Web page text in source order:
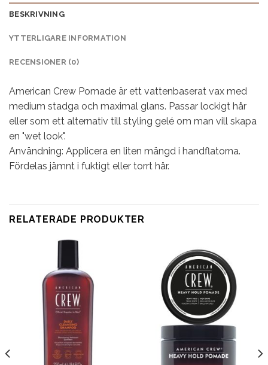
BESKRIVNING
YTTERLIGARE INFORMATION
RECENSIONER (0)
American Crew Pomade är ett vattenbaserat vax med
medium stadga och maximal glans. Passar lockigt hår
eller som ett alternativ till styling gelé om man vill skapa
en "wet look".
Användning: Applicera en liten mängd i handflatorna.
Fördelas jämnt i fuktigt eller torrt hår.
RELATERADE PRODUKTER